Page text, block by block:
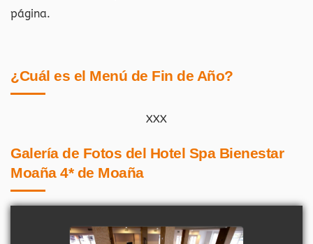
página.
¿Cuál es el Menú de Fin de Año?
XXX
Galería de Fotos del Hotel Spa Bienestar
Moaña 4* de Moaña